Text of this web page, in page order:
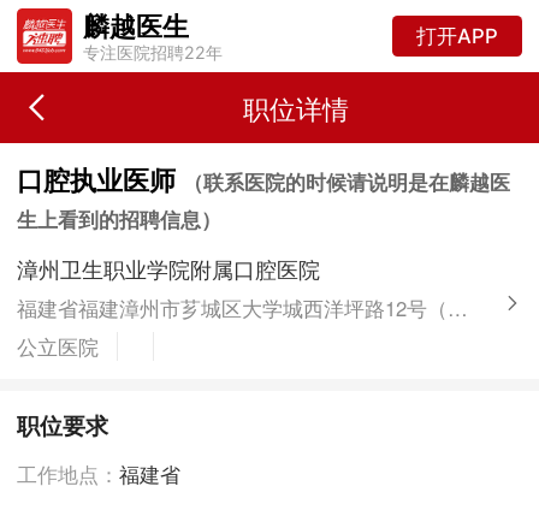
麟越医生
专注医院招聘22年
打开APP
职位详情
口腔执业医师
（联系医院的时候请说明是在麟越医
生上看到的招聘信息）
漳州卫生职业学院附属口腔医院
福建省福建漳州市芗城区大学城西洋坪路12号（漳州卫生职业学院大门东侧）
公立医院
职位要求
工作地点：福建省